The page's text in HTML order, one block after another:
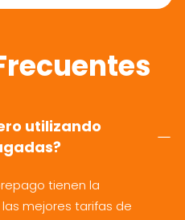
utilizando
tienen la
mejores tarifas de